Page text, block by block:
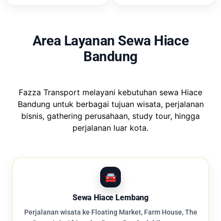
Area Layanan Sewa Hiace
Bandung
Fazza Transport melayani kebutuhan sewa Hiace
Bandung untuk berbagai tujuan wisata, perjalanan
bisnis, gathering perusahaan, study tour, hingga
perjalanan luar kota.
Sewa Hiace Lembang
Perjalanan wisata ke Floating Market, Farm House, The